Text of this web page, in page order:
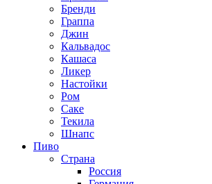
Бренди
Граппа
Джин
Кальвадос
Кашаса
Ликер
Настойки
Ром
Саке
Текила
Шнапс
Пиво
Страна
Россия